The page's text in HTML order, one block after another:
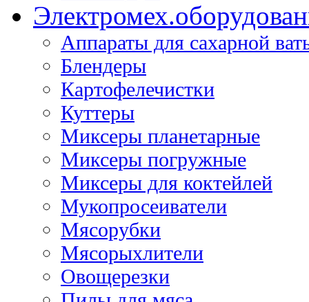
Электромех.
Аппараты для сахарной
Блендеры
Картофелечистки
Куттеры
Миксеры планетарные
Миксеры погружные
Миксеры для коктейлей
Мукопросеиватели
Мясорубки
Мясорыхлители
Овощерезки